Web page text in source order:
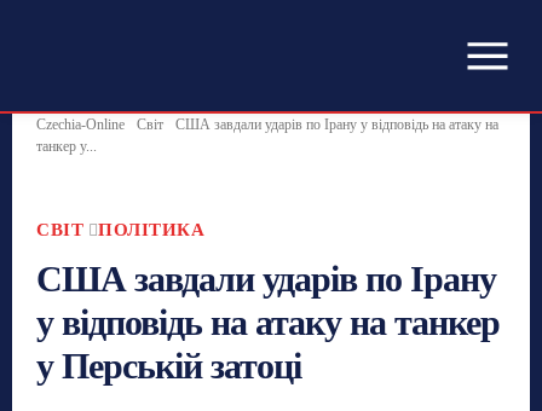
Czechia-Online Світ
США завдали ударів по Ірану у відповідь на атаку на
танкер у...
СВІТ ПОЛІТИКА
США завдали ударів по Ірану
у відповідь на атаку на танкер
у Перській затоці